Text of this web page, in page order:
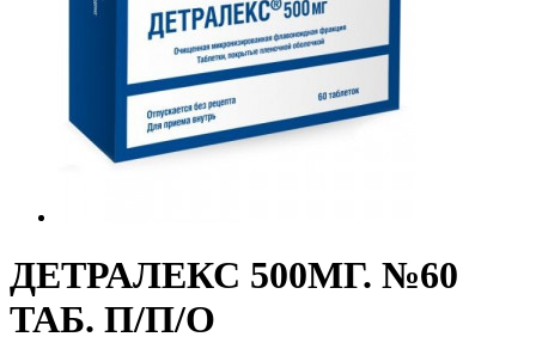
ДЕТРАЛЕКС 500МГ. №60
ТАБ. П/П/О